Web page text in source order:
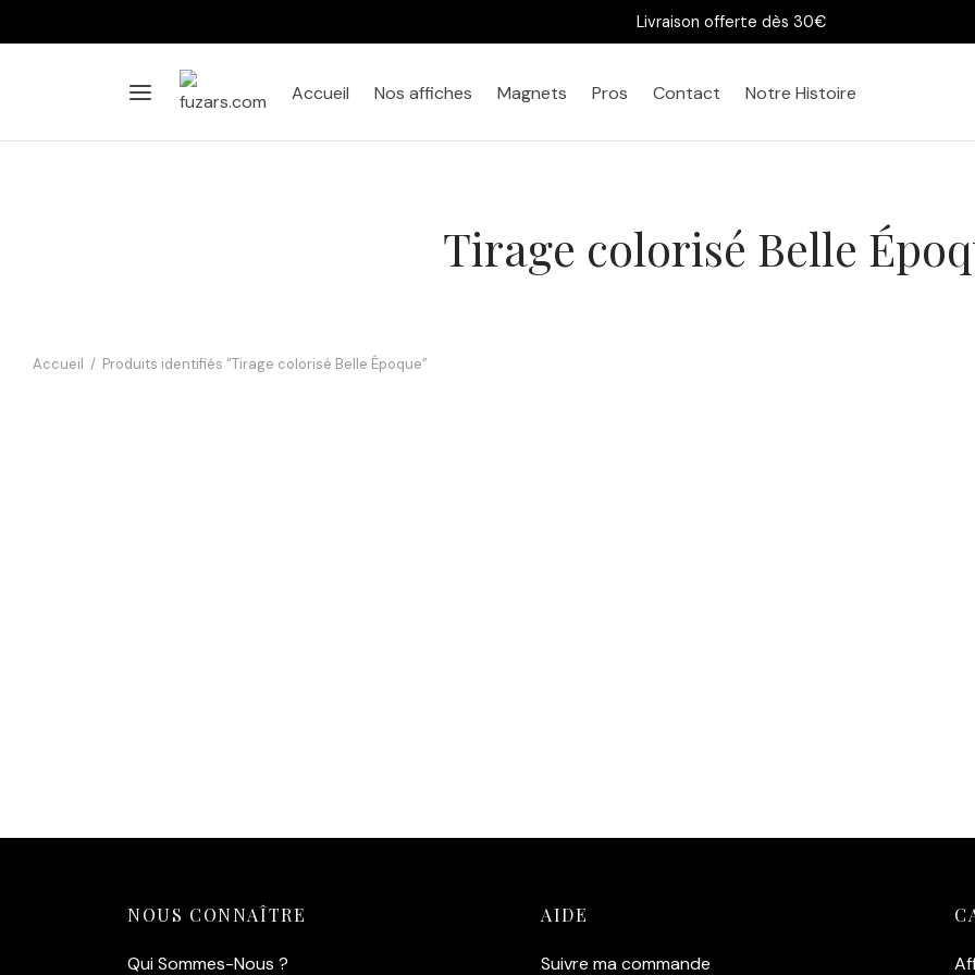
Livraison offerte dès 30€
Accueil Nos affiches Magnets Pros Contact Notre Histoire
Tirage colorisé Belle
Accueil / Produits identifiés “Tirage colorisé Belle Époque”
NOUS CONNAÎTRE
Qui Sommes-Nous ?
AIDE
Suivre ma commande